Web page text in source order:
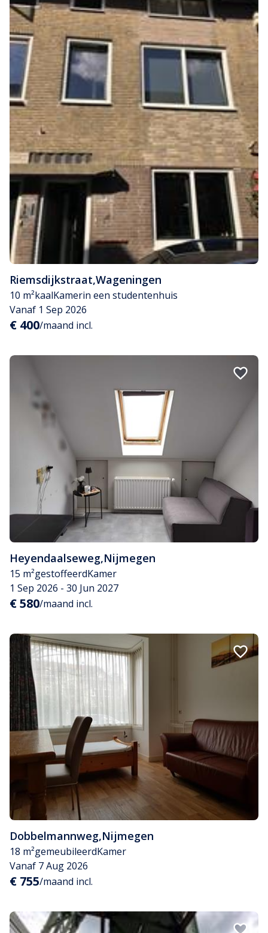
Riemsdijkstraat,Wageningen
10 m²kaalKamerin een studentenhuis
Vanaf 1 Sep 2026
€ 400/maand incl.
Heyendaalseweg,Nijmegen
15 m²gestoffeerdKamer
1 Sep 2026 - 30 Jun 2027
€ 580/maand incl.
Dobbelmannweg,Nijmegen
18 m²gemeubileerdKamer
Vanaf 7 Aug 2026
€ 755/maand incl.